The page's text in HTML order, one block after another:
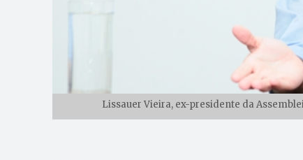
Lissauer Vieira, ex-presidente da